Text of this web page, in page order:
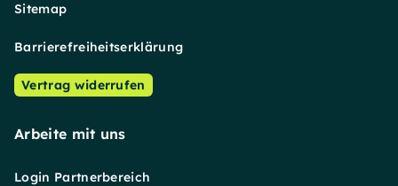
Sitemap
Barrierefreiheitserklärung
Vertrag widerrufen
Arbeite mit uns
Login Partnerbereich